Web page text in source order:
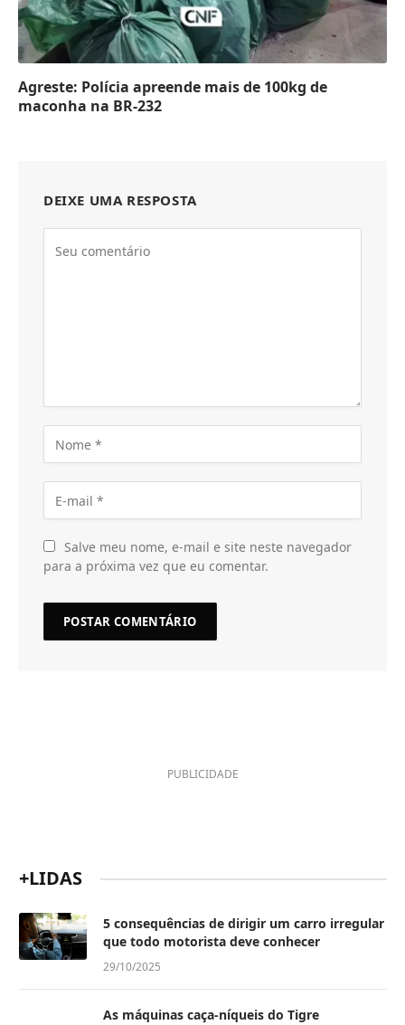
Agreste: Polícia apreende mais de 100kg de
maconha na BR-232
DEIXE UMA RESPOSTA
Salve meu nome, e-mail e site neste navegador
para a próxima vez que eu comentar.
PUBLICIDADE
+LIDAS
5 consequências de dirigir um carro irregular
que todo motorista deve conhecer
29/10/2025
As máquinas caça-níqueis do Tigre